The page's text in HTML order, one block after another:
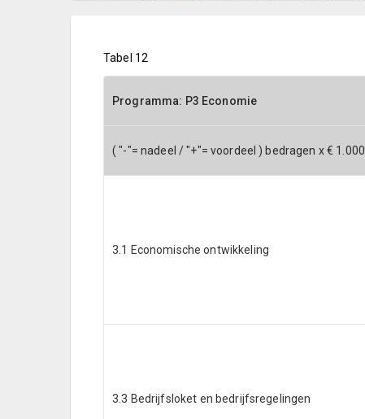
Tabel 12
Programma: P3 Economie
( "-"= nadeel / "+"= voordeel ) bedragen x € 1.000
3.1 Economische ontwikkeling
3.3 Bedrijfsloket en bedrijfsregelingen